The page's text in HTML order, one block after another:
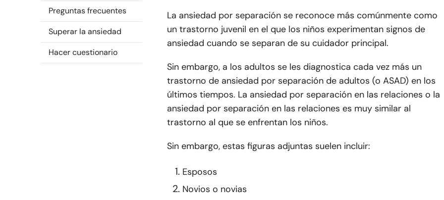
Preguntas frecuentes
Superar la ansiedad
Hacer cuestionario
La ansiedad por separación se reconoce más comúnmente como
un trastorno juvenil en el que los niños experimentan signos de
ansiedad cuando se separan de su cuidador principal.
Sin embargo, a los adultos se les diagnostica cada vez más un
trastorno de ansiedad por separación de adultos (o ASAD) en los
últimos tiempos. La ansiedad por separación en las relaciones o la
ansiedad por separación en las relaciones es muy similar al
trastorno al que se enfrentan los niños.
Sin embargo, estas figuras adjuntas suelen incluir:
Esposos
Novios o novias